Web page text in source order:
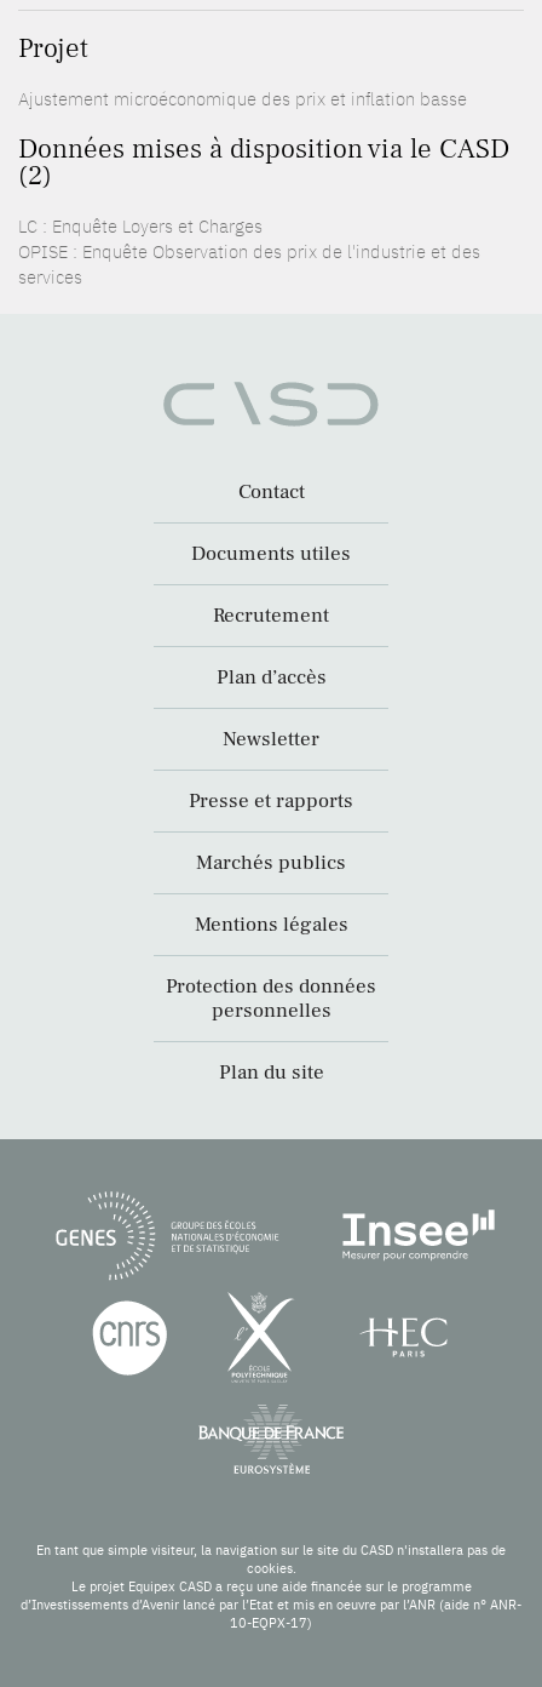
Projet
Ajustement microéconomique des prix et inflation basse
Données mises à disposition via le CASD
(2)
LC : Enquête Loyers et Charges
OPISE : Enquête Observation des prix de l'industrie et des
services
Contact
Documents utiles
Recrutement
Plan d’accès
Newsletter
Presse et rapports
Marchés publics
Mentions légales
Protection des données
personnelles
Plan du site
En tant que simple visiteur, la navigation sur le site du CASD n'installera pas de
cookies.
Le projet Equipex CASD a reçu une aide financée sur le programme
d’Investissements d’Avenir lancé par l’Etat et mis en oeuvre par l’ANR (aide n° ANR-
10-EQPX-17)